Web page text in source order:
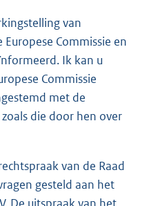
van
Commissie en
Ik kan u
Commissie
met de
die door hen over
van de Raad
gesteld aan het
De uitspraak van het